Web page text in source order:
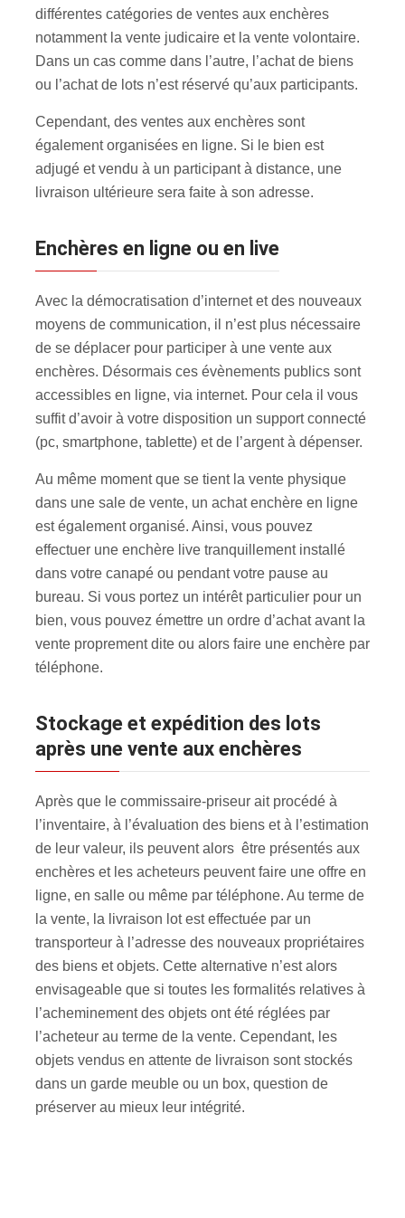
différentes catégories de ventes aux enchères
notamment la vente judicaire et la vente volontaire.
Dans un cas comme dans l’autre, l’achat de biens
ou l’achat de lots n’est réservé qu’aux participants.
Cependant, des ventes aux enchères sont
également organisées en ligne. Si le bien est
adjugé et vendu à un participant à distance, une
livraison ultérieure sera faite à son adresse.
Enchères en ligne ou en live
Avec la démocratisation d’internet et des nouveaux
moyens de communication, il n’est plus nécessaire
de se déplacer pour participer à une vente aux
enchères. Désormais ces évènements publics sont
accessibles en ligne, via internet. Pour cela il vous
suffit d’avoir à votre disposition un support connecté
(pc, smartphone, tablette) et de l’argent à dépenser.
Au même moment que se tient la vente physique
dans une sale de vente, un achat enchère en ligne
est également organisé. Ainsi, vous pouvez
effectuer une enchère live tranquillement installé
dans votre canapé ou pendant votre pause au
bureau. Si vous portez un intérêt particulier pour un
bien, vous pouvez émettre un ordre d’achat avant la
vente proprement dite ou alors faire une enchère par
téléphone.
Stockage et expédition des lots
après une vente aux enchères
Après que le commissaire-priseur ait procédé à
l’inventaire, à l’évaluation des biens et à l’estimation
de leur valeur, ils peuvent alors être présentés aux
enchères et les acheteurs peuvent faire une offre en
ligne, en salle ou même par téléphone. Au terme de
la vente, la livraison lot est effectuée par un
transporteur à l’adresse des nouveaux propriétaires
des biens et objets. Cette alternative n’est alors
envisageable que si toutes les formalités relatives à
l’acheminement des objets ont été réglées par
l’acheteur au terme de la vente. Cependant, les
objets vendus en attente de livraison sont stockés
dans un garde meuble ou un box, question de
préserver au mieux leur intégrité.